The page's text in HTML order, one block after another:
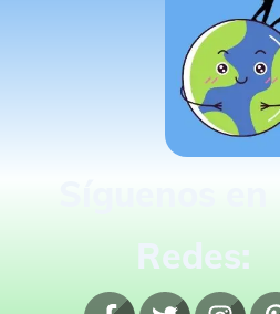
Redes: